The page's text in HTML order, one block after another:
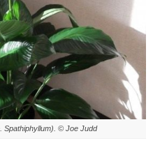
© Joe Judd